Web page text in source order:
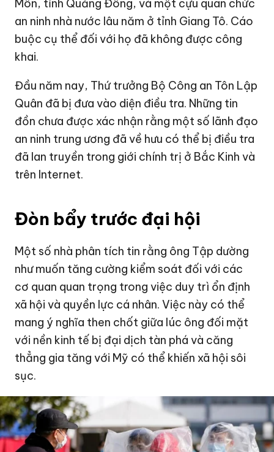
Môn, tỉnh Quảng Đông, và một cựu quan chức
an ninh nhà nước lâu năm ở tỉnh Giang Tô. Cáo
buộc cụ thể đối với họ đã không được công
khai.
Đầu năm nay, Thứ trưởng Bộ Công an Tôn Lập
Quân đã bị đưa vào diện điều tra. Những tin
đồn chưa được xác nhận rằng một số lãnh đạo
an ninh trung ương đã về hưu có thể bị điều tra
đã lan truyền trong giới chính trị ở Bắc Kinh và
trên Internet.
Đòn bẩy trước đại hội
Một số nhà phân tích tin rằng ông Tập dường
như muốn tăng cường kiểm soát đối với các
cơ quan quan trọng trong việc duy trì ổn định
xã hội và quyền lực cá nhân. Việc này có thể
mang ý nghĩa then chốt giữa lúc ông đối mặt
với nền kinh tế bị đại dịch tàn phá và căng
thẳng gia tăng với Mỹ có thể khiến xã hội sôi
sục.